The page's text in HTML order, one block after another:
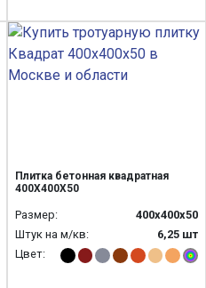
Плитка бетонная квадратная
400Х400Х50
Размер:
400х400х50
Штук на м/кв:
6,25 шт
Цвет: